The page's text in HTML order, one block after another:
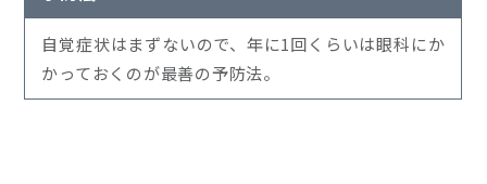
自覚症状はまずないので、年に1回くらいは眼科にか
かっておくのが最善の予防法。